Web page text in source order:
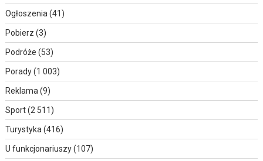
Ogłoszenia (41)
Pobierz (3)
Podróże (53)
Porady(1 003)
Reklama (9)
Sport(2 511)
Turystyka (416)
U funkcjonariuszy(107)